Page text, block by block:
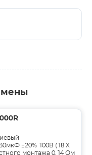
±20% 100В (18 X
монтажа 0.14 Ом